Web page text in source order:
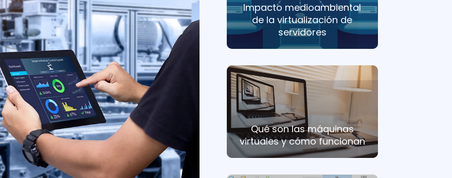
Impacto medioambiental
de la virtualización de
servidores
Qué son las máquinas
virtuales y cómo funcionan